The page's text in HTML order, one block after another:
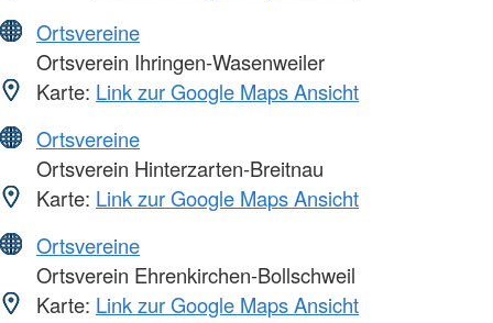
Ortsvereine
Ortsverein Ihringen-Wasenweiler
Karte: Link zur Google Maps Ansicht
Ortsvereine
Ortsverein Hinterzarten-Breitnau
Karte: Link zur Google Maps Ansicht
Ortsvereine
Ortsverein Ehrenkirchen-Bollschweil
Karte: Link zur Google Maps Ansicht